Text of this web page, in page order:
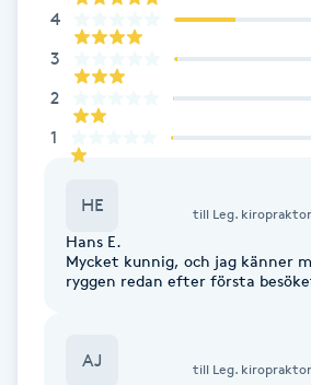
Dermapen
Diamantslipning
Extensions
4
3
2
1
HE till Leg.
Hans E.
Mycket kunnig, och jag känner
ryggen redan efter första
AJ till Leg.